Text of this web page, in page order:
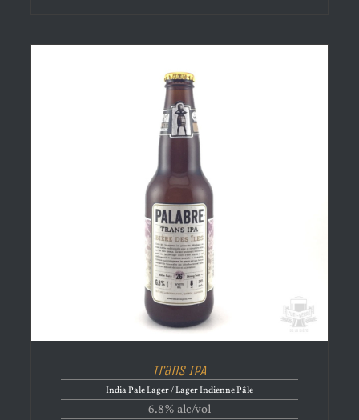
Trans IPA
India Pale Lager / Lager Indienne Pâle
6.8% alc/vol